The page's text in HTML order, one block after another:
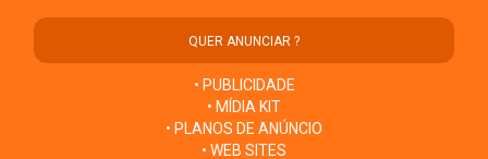
QUER ANUNCIAR ?
• PUBLICIDADE
• MÍDIA KIT
• PLANOS DE ANÚNCIO
• WEB SITES